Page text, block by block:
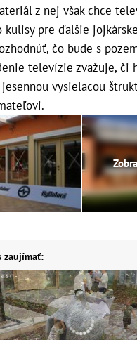
z nej však chce
kulisy pre ďalšie
čo bude s
televízie zvažuje, či
vysielacou
zaujímať: